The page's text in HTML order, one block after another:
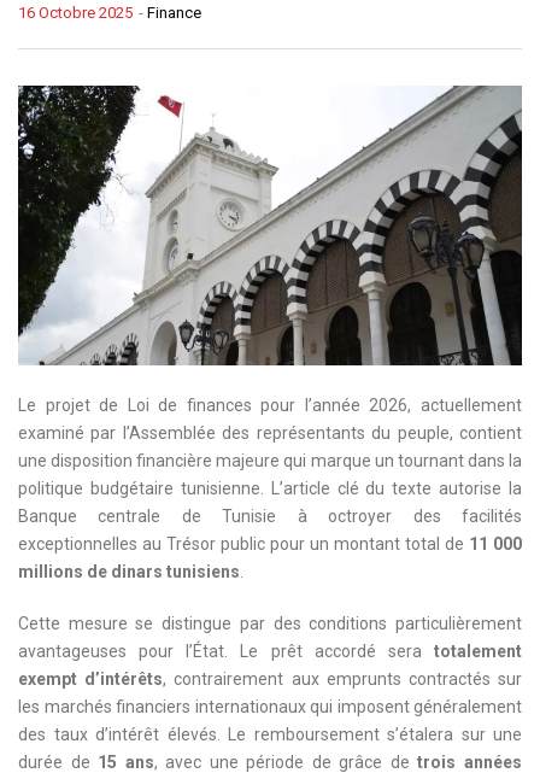
- Finance
16 Octobre 2025
Le projet de Loi de finances pour l’année 2026, actuellement
examiné par l’Assemblée des représentants du peuple, contient
une disposition financière majeure qui marque un tournant dans la
politique budgétaire tunisienne. L’article clé du texte autorise la
Banque centrale de Tunisie à octroyer des facilités
exceptionnelles au Trésor public pour un montant total de 11 000
millions de dinars tunisiens
Cette mesure se distingue par des conditions particulièrement
avantageuses pour l’État. Le prêt accordé sera totalement
exempt d’intérêts, contrairement aux emprunts contractés sur
les marchés financiers internationaux qui imposent généralement
des taux d’intérêt élevés. Le remboursement s’étalera sur une
durée de 15 ans, avec une période de grâce detrois années